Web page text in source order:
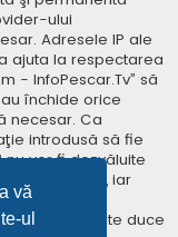
vă
ul
ului
Adresele IP ale
ajuta la respectarea
- InfoPescar.Tv” să
închide orice
necesar. Ca
introdusă să fie
vor fi dezvăluite
iar
consideraţi
care poate duce